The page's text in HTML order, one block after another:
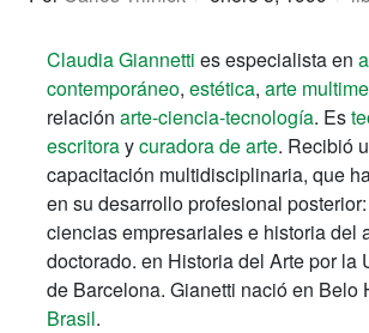
Claudia Giannetti es especialista en
contemporáneo, estética, arte
relación arte-ciencia-tecnología. Es
escritoraycuradora de arte. Recibió
capacitación multidisciplinaria, que
en su desarrollo profesional
ciencias empresariales e historia del
doctorado. en Historia del Arte por la
de Barcelona. Gianetti nació en Belo
Brasil.